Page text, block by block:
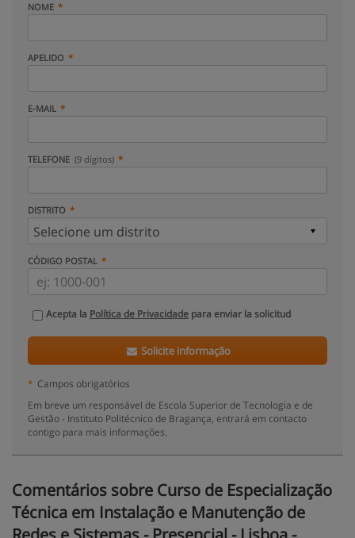
NOME
APELIDO
E-MAIL
TELEFONE (9 dígitos)
DISTRITO
CÓDIGO POSTAL
Acepta la Política de Privacidade para enviar la solicitud
Solicite informação
* Campos obrigatórios
Em breve um responsável de Escola Superior de Tecnologia e de
Gestão - Instituto Politécnico de Bragança, entrará em contacto
contigo para mais informações.
Comentários sobre Curso de Especialização
Técnica em Instalação e Manutenção de